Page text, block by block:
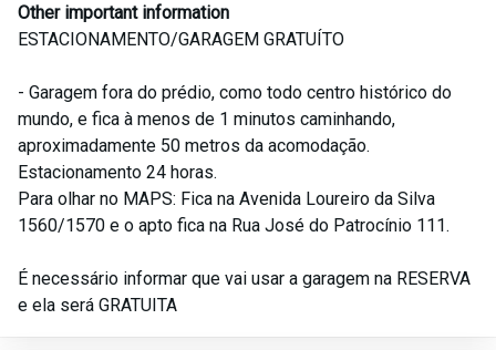
Other important information
ESTACIONAMENTO/GARAGEM GRATUÍTO
- Garagem fora do prédio, como todo centro histórico do
mundo, e fica à menos de 1 minutos caminhando,
aproximadamente 50 metros da acomodação.
Estacionamento 24 horas.
Para olhar no MAPS: Fica na Avenida Loureiro da Silva
1560/1570 e o apto fica na Rua José do Patrocínio 111.
É necessário informar que vai usar a garagem na RESERVA
e ela será GRATUITA